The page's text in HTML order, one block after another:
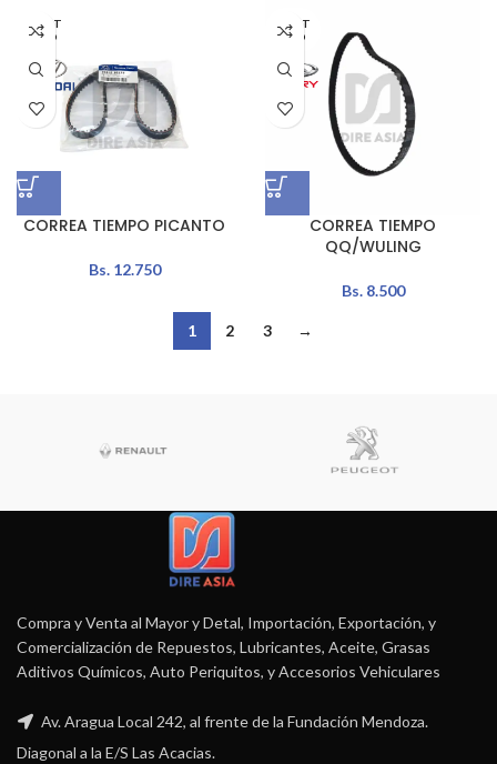
AGOT
ADO
CORREA TIEMPO PICANTO
Bs.12.750
AGOT
ADO
CORREA TIEMPO
QQ/WULING
Bs.8.500
1 2 3 →
Compra y Venta al Mayor y Detal, Importación, Exportación, y
Comercialización de Repuestos, Lubricantes, Aceite, Grasas
Aditivos Químicos, Auto Periquitos, y Accesorios Vehiculares
Av. Aragua Local 242, al frente de la Fundación Mendoza.
Diagonal a la E/S Las Acacias.